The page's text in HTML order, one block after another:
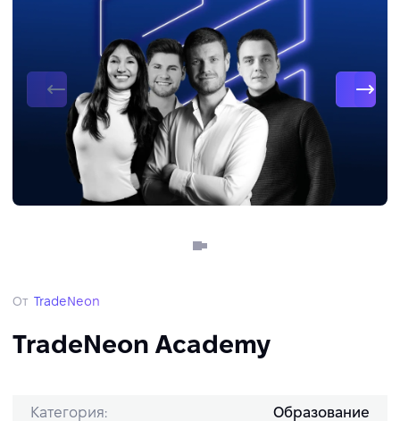
От TradeNeon
TradeNeon Academy
Категория: Образование